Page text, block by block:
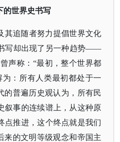
的世界史书写
其追随者努力提倡世界文化
写却出现了另一种趋势——
声称：“最初，整个世界都
：所有人类最初都处于一
的普遍历史观认为，所有民
叙事的连续谱上，从这种原
点推进，这个终点就是我们
来的文明等级观念和帝国主